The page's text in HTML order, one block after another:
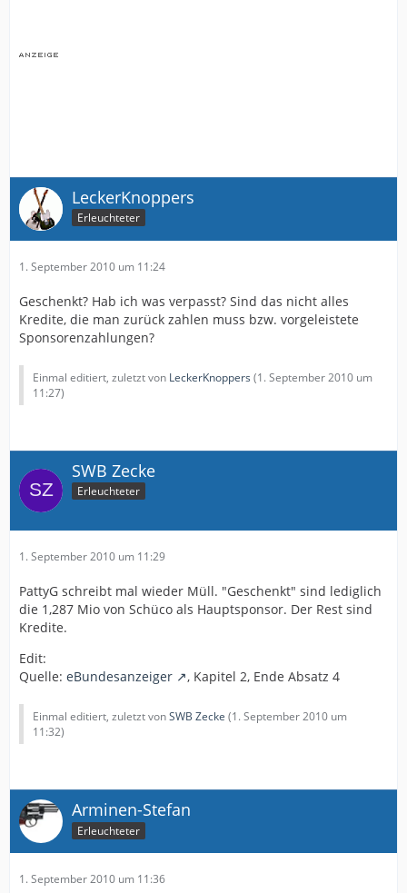
LeckerKnoppers
Erleuchteter
1. September 2010 um 11:24
Geschenkt? Hab ich was verpasst? Sind das nicht alles
Kredite, die man zurück zahlen muss bzw. vorgeleistete
Sponsorenzahlungen?
Einmal editiert, zuletzt von LeckerKnoppers (1. September 2010 um
11:27)
SWB Zecke
Erleuchteter
1. September 2010 um 11:29
PattyG schreibt mal wieder Müll. "Geschenkt" sind lediglich
die 1,287 Mio von Schüco als Hauptsponsor. Der Rest sind
Kredite.
Edit:
Quelle: eBundesanzeiger , Kapitel 2, Ende Absatz 4
Einmal editiert, zuletzt vonSWB Zecke (1. September 2010 um
11:32)
Arminen-Stefan
Erleuchteter
1. September 2010 um 11:36